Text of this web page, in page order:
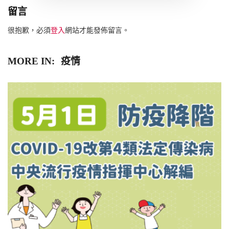
留言
很抱歉，必須登入網站才能發佈留言。
MORE IN: 疫情